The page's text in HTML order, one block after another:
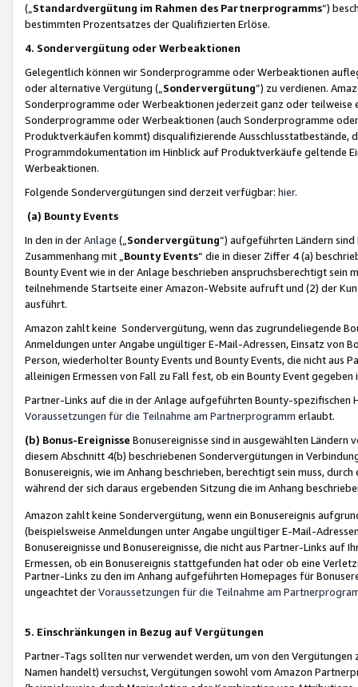
(„ Standardvergütung im Rahmen des Partnerprogramms“)
bestimmten Prozentsatzes der Qualifizierten Erlöse.
4. Sondervergütung oder Werbeaktionen
Gelegentlich können wir Sonderprogramme oder Werbeaktionen
oder alternative Vergütung („ Sondervergütung”) zu verdienen.
Sonderprogramme oder Werbeaktionen jederzeit ganz oder
Sonderprogramme oder Werbeaktionen (auch Sonderprogramme
Produktverkäufen kommt) disqualifizierende Ausschlusstatbestände,
Programmdokumentation im Hinblick auf Produktverkäufe geltende
Werbeaktionen.
Folgende Sondervergütungen sind derzeit verfügbar: hier.
(a) Bounty Events
In den in derAnlage („ Sondervergütung“) aufgeführten Ländern
Zusammenhang mit „ Bounty Events“ die in dieser Ziffer 4 (a)
Bounty Event wie in der Anlage beschrieben anspruchsberechtigt sein
teilnehmende Startseite einer Amazon-Website aufruft und (2) der
ausführt.
Amazon zahlt keine Sondervergütung, wenn das zugrundeliegende
Anmeldungen unter Angabe ungültiger E-Mail-Adressen, Einsatz von
Person, wiederholter Bounty Events und Bounty Events, die nicht
alleinigen Ermessen von Fall zu Fall fest, ob ein Bounty Event
Partner-Links auf die in der Anlage aufgeführten Bounty-spezifischen
Voraussetzungen für die Teilnahme am Partnerprogramm erlaubt.
(b) Bonus-Ereignisse Bonusereignisse sind in ausgewählten Ländern
diesem Abschnitt 4(b) beschriebenen Sondervergütungen in
Bonusereignis, wie im Anhang beschrieben, berechtigt sein muss,
während der sich daraus ergebenden Sitzung die im Anhang
Amazon zahlt keine Sondervergütung, wenn ein Bonusereignis
(beispielsweise Anmeldungen unter Angabe ungültiger E-Mail-
Bonusereignisse und Bonusereignisse, die nicht aus Partner-Links auf
Ermessen, ob ein Bonusereignis stattgefunden hat oder ob eine
Partner-Links zu den im Anhang aufgeführten Homepages für
ungeachtet derVoraussetzungen für die Teilnahme am
5. Einschränkungen in Bezug auf Vergütungen
Partner-Tags sollten nur verwendet werden, um von den
Namen handelt) versuchst, Vergütungen sowohl vom Amazon